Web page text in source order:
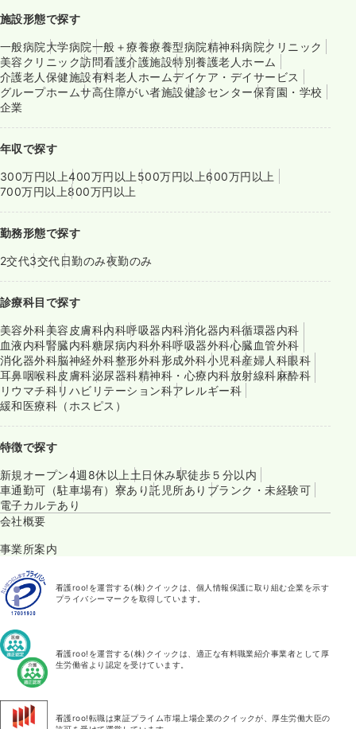
施設形態で探す
一般病院大学病院一般＋療養療養型病院精神科病院クリニック
美容クリニック訪問看護介護施設特別養護老人ホーム
介護老人保健施設有料老人ホームデイケア・デイサービス
グループホームサ高住障がい者施設健診センター保育園・学校
企業
年収で探す
300万円以上400万円以上 500万円以上600万円以上
700万円以上800万円以上
勤務形態で探す
2交代3交代日勤のみ夜勤のみ
診療科目で探す
美容外科美容皮膚科内科呼吸器内科消化器内科循環器内科
血液内科腎臓内科糖尿病内科外科呼吸器外科心臓血管外科
消化器外科脳神経外科整形外科形成外科小児科産婦人科眼科
耳鼻咽喉科皮膚科泌尿器科精神科・心療内科放射線科麻酔科
リウマチ科リハビリテーション科アレルギー科
緩和医療科（ホスピス）
特徴で探す
新規オープン4週8休以上 土日休み駅徒歩５分以内
車通勤可（駐車場有） 寮あり託児所あり ブランク・未経験可
電子カルテあり
会社概要
事業所案内
看護roo!を運営する(株)クイックは、個人情報保護に取り組む企業を示す
プライバシーマークを取得しています。
看護roo!を運営する(株)クイックは、適正な有料職業紹介事業者として厚
生労働省より認定を受けています。
看護roo!転職は東証プライム市場上場企業のクイックが、厚生労働大臣の